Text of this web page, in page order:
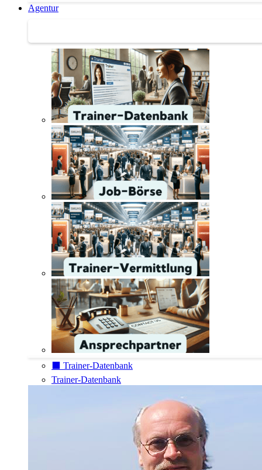
Agentur
⬛️ Trainer-Datenbank
Trainer-Datenbank